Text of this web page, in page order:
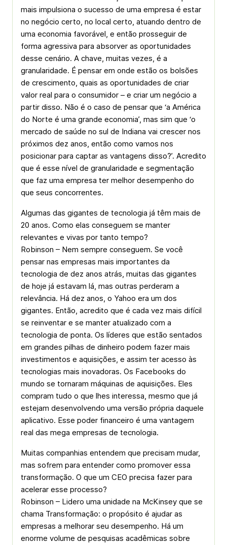
mais impulsiona o sucesso de uma empresa é estar
no negócio certo, no local certo, atuando dentro de
uma economia favorável, e então prosseguir de
forma agressiva para absorver as oportunidades
desse cenário. A chave, muitas vezes, é a
granularidade. É pensar em onde estão os bolsões
de crescimento, quais as oportunidades de criar
valor real para o consumidor – e criar um negócio a
partir disso. Não é o caso de pensar que ‘a América
do Norte é uma grande economia’, mas sim que ‘o
mercado de saúde no sul de Indiana vai crescer nos
próximos dez anos, então como vamos nos
posicionar para captar as vantagens disso?’. Acredito
que é esse nível de granularidade e segmentação
que faz uma empresa ter melhor desempenho do
que seus concorrentes.
Algumas das gigantes de tecnologia já têm mais de
20 anos. Como elas conseguem se manter
relevantes e vivas por tanto tempo?
Robinson – Nem sempre conseguem. Se você
pensar nas empresas mais importantes da
tecnologia de dez anos atrás, muitas das gigantes
de hoje já estavam lá, mas outras perderam a
relevância. Há dez anos, o Yahoo era um dos
gigantes. Então, acredito que é cada vez mais difícil
se reinventar e se manter atualizado com a
tecnologia de ponta. Os líderes que estão sentados
em grandes pilhas de dinheiro podem fazer mais
investimentos e aquisições, e assim ter acesso às
tecnologias mais inovadoras. Os Facebooks do
mundo se tornaram máquinas de aquisições. Eles
compram tudo o que lhes interessa, mesmo que já
estejam desenvolvendo uma versão própria daquele
aplicativo. Esse poder financeiro é uma vantagem
real das mega empresas de tecnologia.
Muitas companhias entendem que precisam mudar,
mas sofrem para entender como promover essa
transformação. O que um CEO precisa fazer para
acelerar esse processo?
Robinson – Lidero uma unidade na McKinsey que se
chama Transformação: o propósito é ajudar as
empresas a melhorar seu desempenho. Há um
enorme volume de pesquisas acadêmicas sobre